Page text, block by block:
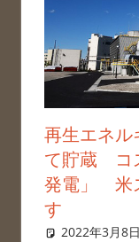
再生エネ
て貯蔵 コ
発電」 米
す
2022年3月8日